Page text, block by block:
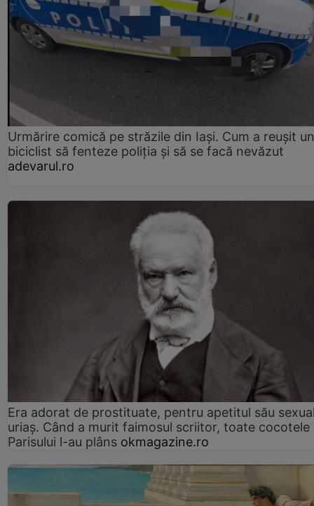
Urmărire comică pe străzile din Iași. Cum a reușit un
biciclist să fenteze poliția și să se facă nevăzut
adevarul.ro
Era adorat de prostituate, pentru apetitul său
uriaș. Când a murit faimosul scriitor, toate cocotele
Parisului l-au plâns okmagazine.ro